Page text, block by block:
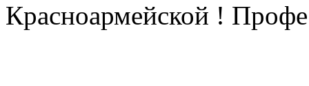
Красноармейской !